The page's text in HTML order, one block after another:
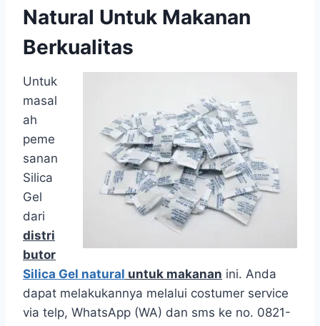
Natural Untuk Makanan
Berkualitas
Untuk
masal
ah
peme
sanan
Silica
Gel
dari
distri
butor
Silica Gel natural untuk makanan ini. Anda
dapat melakukannya melalui costumer service
via telp, WhatsApp (WA) dan sms ke no. 0821-